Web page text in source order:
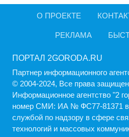
О ПРОЕКТЕ
РЕКЛАМА
ПОРТАЛ 2GORODA.RU
Партнер информационного
© 2004-2024, Все права
Информационное агентство "2
номер СМИ: ИА № ФС77-81371
службой по надзору в сфере
технологий и массовых